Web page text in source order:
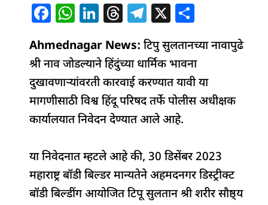
F
c
e
b
o
o
k
W
at
s
A
p
p
Li
k
e
dI
n
T
re
a
d
s
T
el
e
g
ra
m
X
ar
e
Ahmednagar News:टिपु सुलतानच्या नावापुढे
श्री नाव जोडल्याने हिंदुंच्या धार्मिक भावना
दुखावणाऱ्यांवरती कारवाई करण्यात यावी या
मागणीसाठी विश्व हिंदू परिषद तर्फे पोलीस अधीक्षक
कार्यालयात निवेदन देण्यात आले आहे.
या निवेदनात म्हटले आहे की, 30 डिसेंबर 2023
महाराष्ट्र बॉडी बिल्डर मान्यतेने अहमदनगर डिस्ट्रीक्ट
बॉडी बिल्डींग आयोजित टिपू सुलतान श्री शरीर सौष्ठ्य